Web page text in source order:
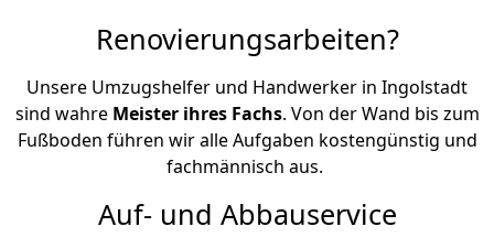
Renovierungsarbeiten?
Unsere Umzugshelfer und Handwerker in Ingolstadt
sind wahre Meister ihres Fachs. Von der Wand bis zum
Fußboden führen wir alle Aufgaben kostengünstig und
fachmännisch aus.
Auf- und Abbauservice